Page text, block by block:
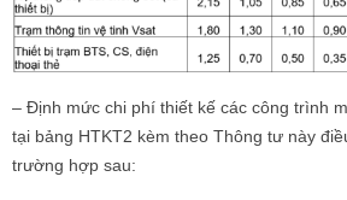
– Định mức chi phí thiết kế các công trình
tại bảng HTKT2 kèm theo Thông tư này
trường hợp sau: